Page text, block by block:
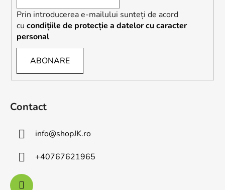
Prin introducerea e-mailului sunteți de acord
cu condițiile de protecție a datelor cu caracter
personal
ABONARE
Contact
info@shopJK.ro
+40767621965